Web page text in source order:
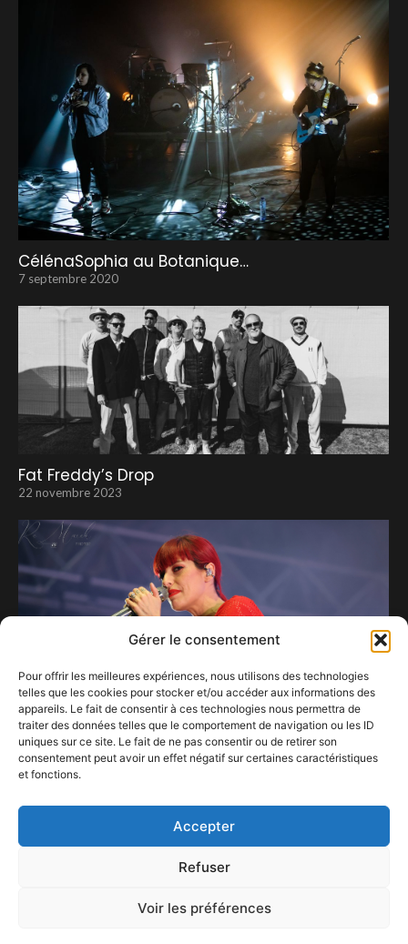
Gérer le consentement
Pour offrir les meilleures expériences, nous utilisons des technologies
telles que les cookies pour stocker et/ou accéder aux informations des
appareils. Le fait de consentir à ces technologies nous permettra de
traiter des données telles que le comportement de navigation ou les ID
uniques sur ce site. Le fait de ne pas consentir ou de retirer son
consentement peut avoir un effet négatif sur certaines caractéristiques
et fonctions.
Accepter
Refuser
Voir les préférences
CélénaSophia au Botanique…
7 septembre 2020
Fat Freddy’s Drop
22 novembre 2023
16 juillet 2026